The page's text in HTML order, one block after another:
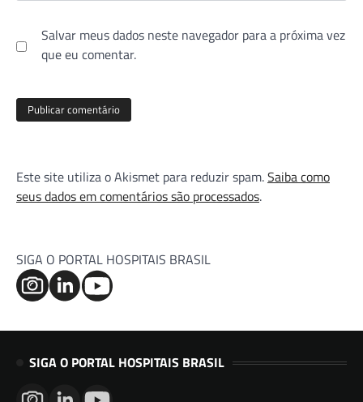
Salvar meus dados neste navegador para a próxima vez
que eu comentar.
Este site utiliza o Akismet para reduzir spam.Saiba como
seus dados em comentários são processados.
SIGA O PORTAL HOSPITAIS BRASIL
SIGA O PORTAL HOSPITAIS BRASIL